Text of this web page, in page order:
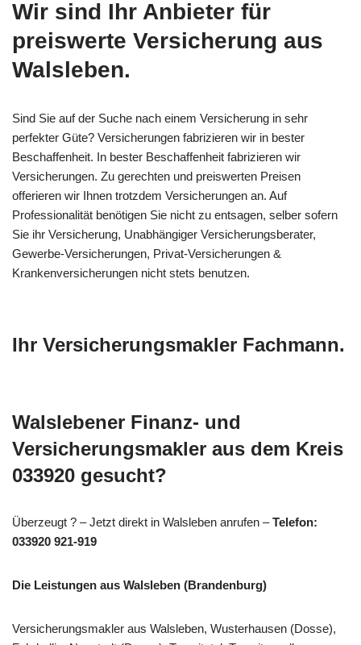
Wir sind Ihr Anbieter für
preiswerte Versicherung aus
Walsleben.
Sind Sie auf der Suche nach einem Versicherung in sehr
perfekter Güte? Versicherungen fabrizieren wir in bester
Beschaffenheit. In bester Beschaffenheit fabrizieren wir
Versicherungen. Zu gerechten und preiswerten Preisen
offerieren wir Ihnen trotzdem Versicherungen an. Auf
Professionalität benötigen Sie nicht zu entsagen, selber sofern
Sie ihr Versicherung, Unabhängiger Versicherungsberater,
Gewerbe-Versicherungen, Privat-Versicherungen &
Krankenversicherungen nicht stets benutzen.
Ihr Versicherungsmakler Fachmann.
Walslebener Finanz- und
Versicherungsmakler aus dem Kreis
033920 gesucht?
Überzeugt ? – Jetzt direkt in Walsleben anrufen –Telefon:
033920 921-919
Die Leistungen aus Walsleben (Brandenburg)
Versicherungsmakler aus Walsleben, Wusterhausen (Dosse),